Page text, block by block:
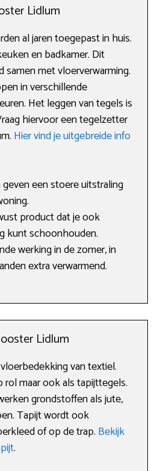
Lidlum
al jaren toegepast in huis.
en badkamer. Dit
samen met vloerverwarming.
in verschillende
Het leggen van tegels is
hiervoor een tegelzetter
Hier vind je uitgebreide info
geven een stoere uitstraling
product dat je ook
kunt schoonhouden.
werking in de zomer, in
extra verwarmend.
Lidlum
van textiel.
rol maar ook als tapijttegels.
grondstoffen als jute,
Tapijt wordt ook
of op de trap. Bekijk
.